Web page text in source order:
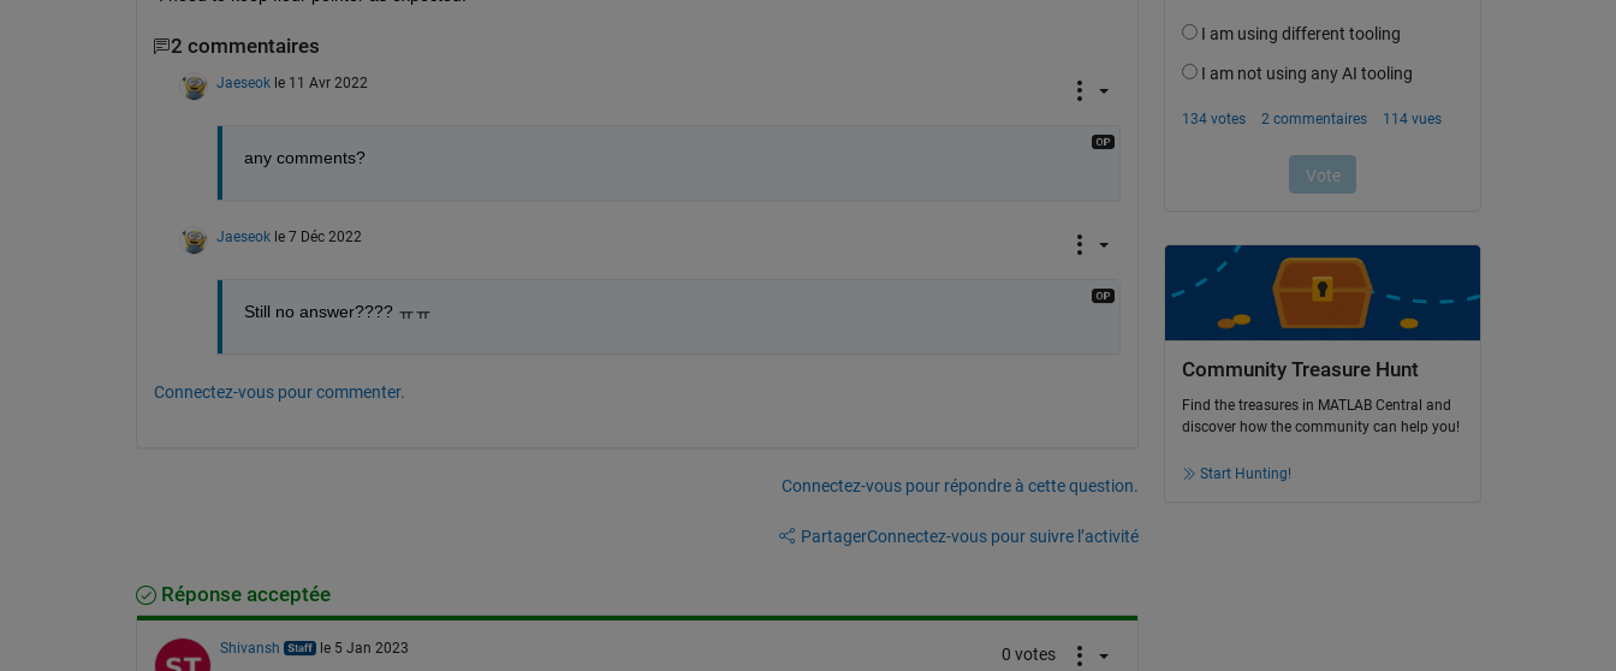
2 commentaires
Jaeseok le 11 Avr 2022
any comments?
Jaeseok le 7 Déc 2022
Still no answer???? ㅠㅠ
Connectez-vous pour commenter.
Connectez-vous pour répondre à cette question.
PartagerConnectez-vous pour suivre l’activité
Réponse acceptée
Shivansh le 5 Jan 2023 0 votes
Community Treasure Hunt
Find the treasures in MATLAB Central and
discover how the community can help you!
Start Hunting!